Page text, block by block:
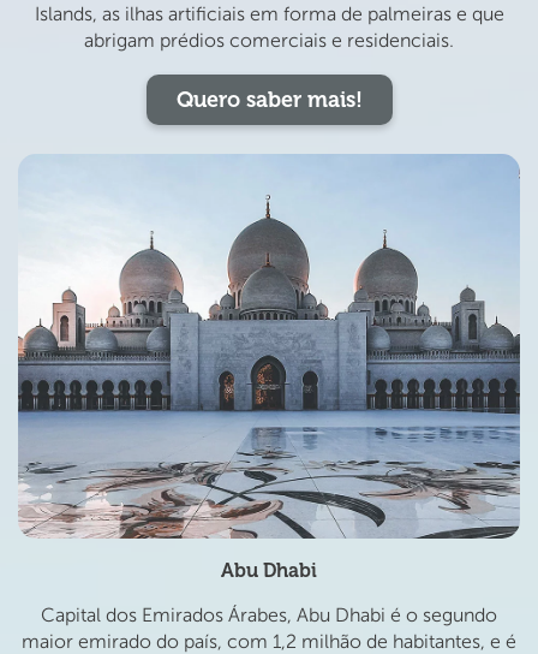
Islands, as ilhas artificiais em forma de palmeiras e que
abrigam prédios comerciais e residenciais.
Quero saber mais!
Abu Dhabi
Capital dos Emirados Árabes, Abu Dhabi é o segundo
maior emirado do país, com 1,2 milhão de habitantes, e é